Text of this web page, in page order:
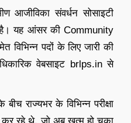
आजीविका संवर्धन सोसाइटी
यह आंसर की Community
पदों के लिए जारी की
वेबसाइट brlps.in से
राज्यभर के विभिन्न परीक्षा
कर रहे थे, जो अब खत्म हो चुका